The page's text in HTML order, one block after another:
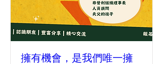
擁有機會，是我們唯一擁